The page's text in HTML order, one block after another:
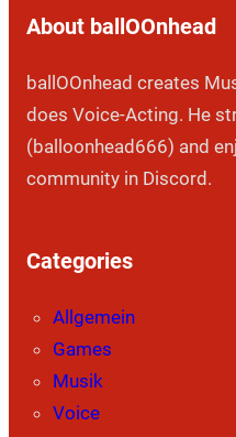
About ballOOnhead
ballOOnhead creates
does Voice-Acting. He
(balloonhead666) and
community in Discord.
Categories
Allgemein
Games
Musik
Voice